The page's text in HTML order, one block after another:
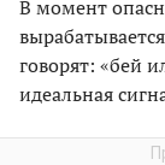
В момент
говорят: «бей
идеальная